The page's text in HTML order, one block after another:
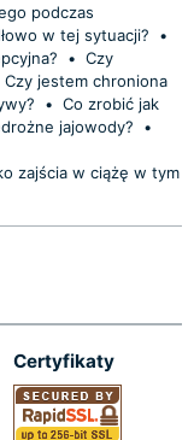
podczas
w tej sytuacji?
•
• Czy
Czy jestem chroniona
• Co zrobić jak
jajowody?
•
zajścia w ciążę w tym
Certyfikaty